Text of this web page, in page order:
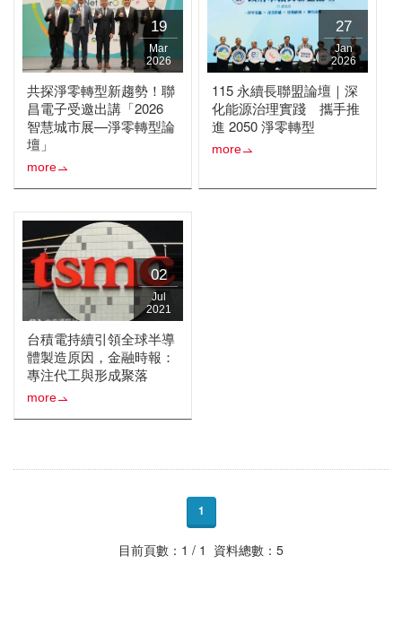
19
Mar
2026
共探淨零轉型新趨勢！聯
昌電子受邀出講「2026
智慧城市展—淨零轉型論
壇」
more
27
Jan
2026
115 永續長聯盟論壇｜深
化能源治理實踐 攜手推
進 2050 淨零轉型
more
02
Jul
2021
台積電持續引領全球半導
體製造原因，金融時報：
專注代工與形成聚落
more
1
目前頁數：1 / 1 資料總數：5